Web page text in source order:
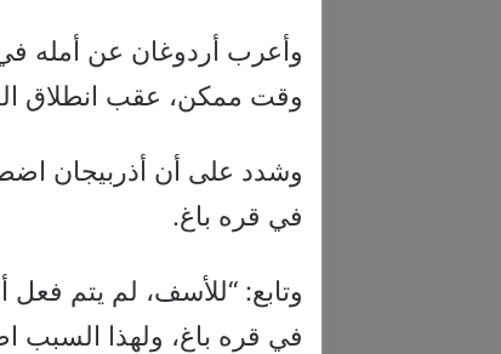
وأعرب أردوغان عن أمله
وقت ممكن، عقب انطلاق
وشدد على أن أذربيجان
في قره باغ.
وتابع: “للأسف، لم يتم
في قره باغ، ولهذا السبب